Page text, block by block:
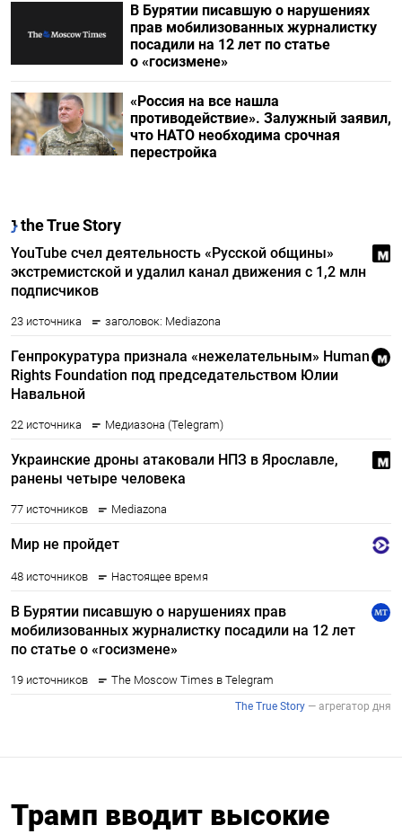
В Бурятии писавшую о нарушениях
прав мобилизованных журналистку
посадили на 12 лет по статье
о «госизмене»
«Россия на все нашла
противодействие». Залужный заявил,
что НАТО необходима срочная
перестройка
Трамп вводит высокие